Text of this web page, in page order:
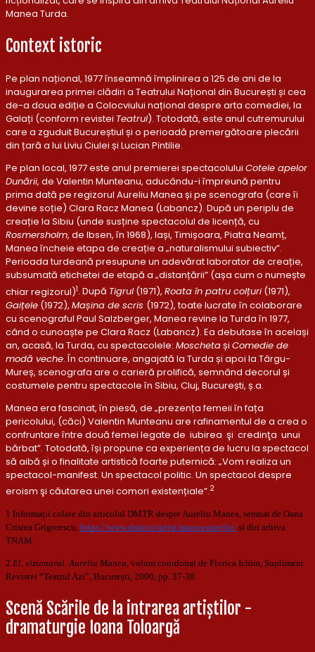
Manea Turda.
Context istoric
Pe plan național, 1977 înseamnă împlinirea a 125 de ani de la
inaugurarea primei clădiri a Teatrului Național din București și cea
de-a doua ediție a Colocviului național despre arta comediei, la
Galați (conform revistei Teatrul). Totodată, este anul cutremurului
care a zguduit Bucureștiul și o perioadă premergătoare plecării
din țară a lui Liviu Ciulei și Lucian Pintilie.
Pe plan local, 1977 este anul premierei spectacolului Cotele apelor
Dunării, de Valentin Munteanu, aducându-i împreună pentru
prima dată pe regizorul Aureliu Manea și pe scenografa (care îi
devine soție) Clara Racz Manea (Labancz). După un periplu de
creație la Sibiu (unde susține spectacolul de licență, cu
Rosmersholm, de Ibsen, în 1968), Iași, Timișoara, Piatra Neamț,
Manea încheie etapa de creație a „naturalismului subiectiv”.
Perioada turdeană presupune un adevărat laborator de creație,
subsumată etichetei de etapă a „distanțării” (așa cum o numește
chiar regizorul)1. După Tigrul(1971), Roata în patru colțuri(1971),
Gaițele (1972), Mașina de scris (1972), toate lucrate în colaborare
cu scenograful Paul Salzberger, Manea revine la Turda în 1977,
când o cunoaște pe Clara Racz (Labancz). Ea debutase în același
an, acasă, la Turda, cu spectacolele: Moschetași Comedie de
modă veche. În continuare, angajată la Turda și apoi la Târgu-
Mureș, scenografa are o carieră prolifică, semnând decorul și
costumele pentru spectacole în Sibiu, Cluj, București, ș.a.
Manea era fascinat, în piesă, de „prezența femeii în fața
pericolului, (căci) Valentin Munteanu are rafinamentul de a crea o
confruntare între două femei legate de iubirea şi credinţa unui
bărbat”. Totodată, își propune ca experiența de lucru la spectacol
să aibă și o finalitate artistică foarte puternică: „Vom realiza un
spectacol-manifest. Un spectacol politic. Un spectacol despre
eroism şi căutarea unei comori existențiale”.2
1 Informații colate din articolul DMTR despre Aureliu Manea, semnat de Oana
Cristea Grigorescu, https://www.dmtr.ro/artist/manea-aureliu/ și din arhiva
TNAM.
2 El, vizionarul. Aureliu Manea , volum coordonat de Florica Ichim, Supliment
Revistei “Teatrul Azi”, București, 2000, pp. 37-38.
Scenă Scările de la intrarea artiștilor -
dramaturgie Ioana Toloargă